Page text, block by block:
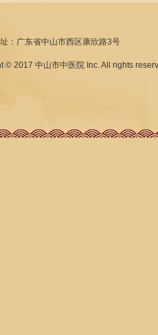
：广东省中山市西区康欣路3号
© 2017 中山市中医院 Inc. All rights